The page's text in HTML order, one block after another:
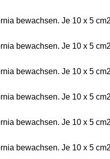
bewachsen. Je 10 x 5
bewachsen. Je 10 x 5
bewachsen. Je 10 x 5
bewachsen. Je 10 x 5
bewachsen. Je 10 x 5
bewachsen. Je 10 x 5